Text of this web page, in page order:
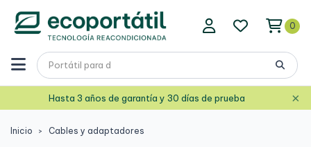
0
Hasta 3 años de garantía y 30 días de prueba ×
Inicio Cables y adaptadores